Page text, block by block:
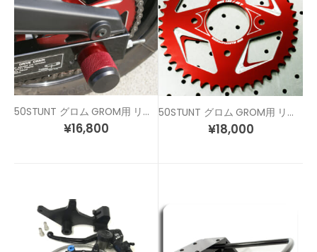
50STUNT グロム GROM用 リア アクスルスライダー
¥16,800
50STUNT グロム GROM用 リアスプロケット 37T/40T/45T
¥18,000